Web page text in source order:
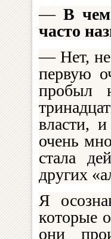
— В чем
часто
— Нет, не
первую
пробыл
власти,
очень
стала
других
Я
которые
они